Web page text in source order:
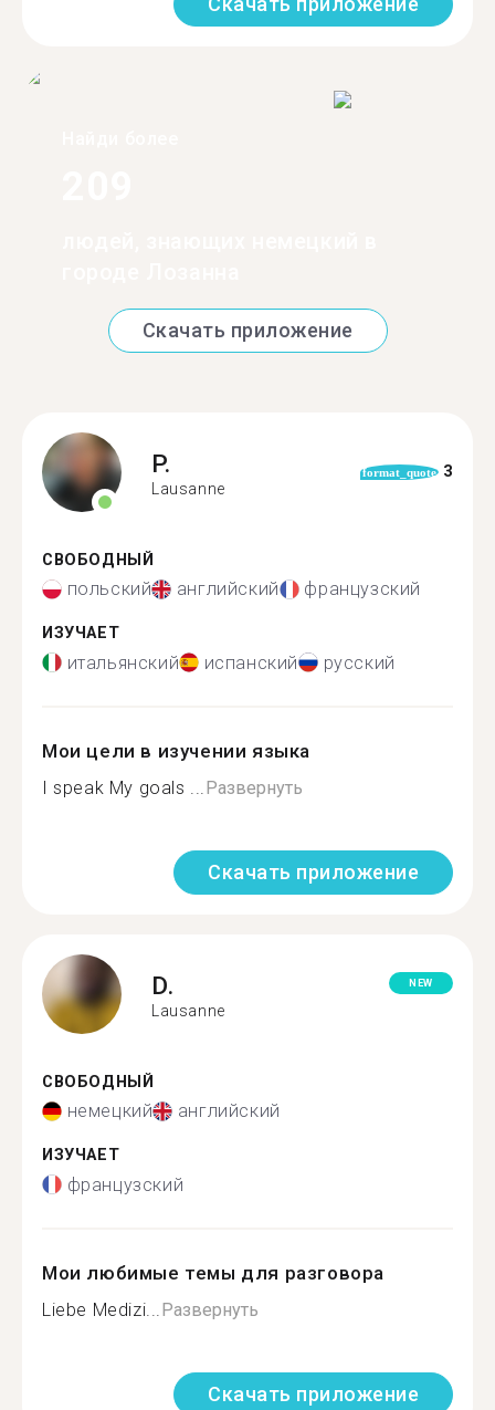
Скачать приложение
P.
Lausanne
format_quote 3
СВОБОДНЫЙ
польский английский французский
ИЗУЧАЕТ
итальянский испанский русский
Мои цели в изучении языка
I speak My goals ... Развернуть
Скачать приложение
D.
Lausanne
NEW
СВОБОДНЫЙ
немецкий английский
ИЗУЧАЕТ
французский
Мои любимые темы для разговора
Liebe Medizi... Развернуть
Скачать приложение